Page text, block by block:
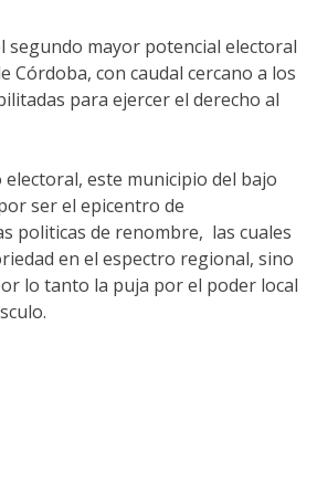
segundo mayor potencial electoral
Córdoba, con caudal cercano a los
para ejercer el derecho al
electoral, este municipio del bajo
ser el epicentro de
politicas de renombre, las cuales
en el espectro regional, sino
lo tanto la puja por el poder local